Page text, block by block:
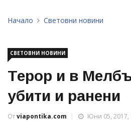
Начало Световни новини
СВЕТОВНИ НОВИНИ
Терор и в
убити и ранени
Отviapontika.com
Юни 05, 2017,